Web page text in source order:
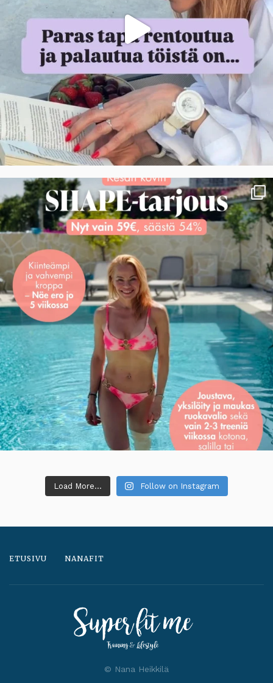
Load More... Follow on Instagram
ETUSIVU NANAFIT
© Nana Heikkilä